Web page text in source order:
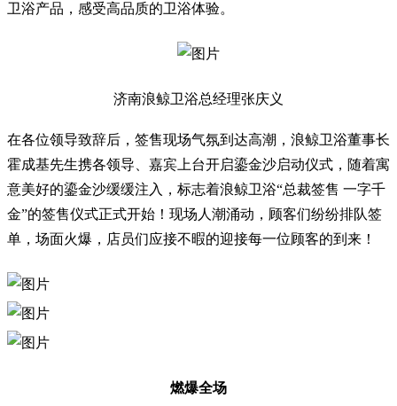
卫浴产品，感受高品质的卫浴体验。
济南浪鲸卫浴总经理张庆义
在各位领导致辞后，签售现场气氛到达高潮，浪鲸卫浴董事长
霍成基先生携各领导、嘉宾上台开启鎏金沙启动仪式，随着寓
意美好的鎏金沙缓缓注入，标志着浪鲸卫浴“总裁签售 一字千
金”的签售仪式正式开始！现场人潮涌动，顾客们纷纷排队签
单，场面火爆，店员们应接不暇的迎接每一位顾客的到来！
燃爆全场